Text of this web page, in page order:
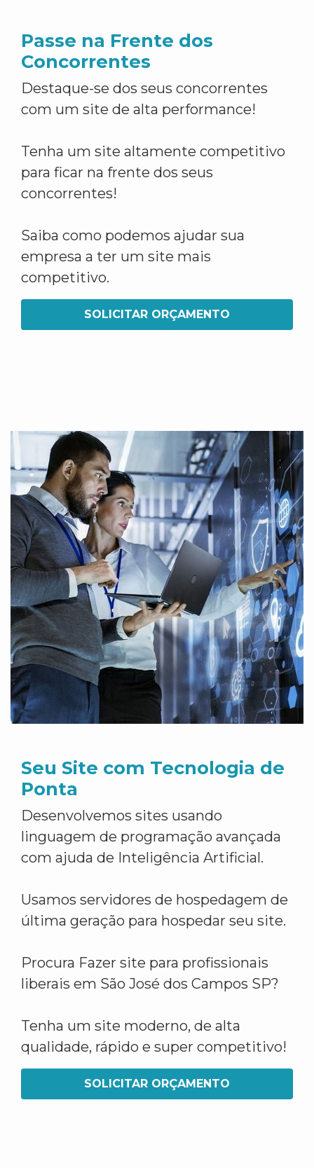
Passe na Frente dos
Concorrentes
Destaque-se dos seus concorrentes
com um site de alta performance!
Tenha um site altamente competitivo
para ficar na frente dos seus
concorrentes!
Saiba como podemos ajudar sua
empresa a ter um site mais
competitivo.
SOLICITAR ORÇAMENTO
Seu Site com Tecnologia de
Ponta
Desenvolvemos sites usando
linguagem de programação avançada
com ajuda de Inteligência Artificial.
Usamos servidores de hospedagem de
última geração para hospedar seu site.
Procura Fazer site para profissionais
liberais em São José dos Campos SP?
Tenha um site moderno, de alta
qualidade, rápido e super competitivo!
SOLICITAR ORÇAMENTO